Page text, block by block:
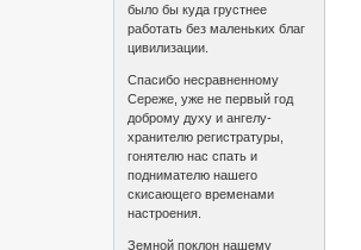
было бы куда грустнее
работать без маленьких благ
цивилизации.
Спасибо несравненному
Сереже, уже не первый год
доброму духу и ангелу-
хранителю регистратуры,
гонятелю нас спать и
поднимателю нашего
скисающего временами
настроения.
Земной поклон нашему